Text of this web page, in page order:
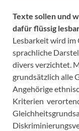
Texte sollen und
dafür flüssig
Lesbarkeit wird
sprachliche
divers verzichtet.
grundsätzlich alle
Angehörige
Kriterien